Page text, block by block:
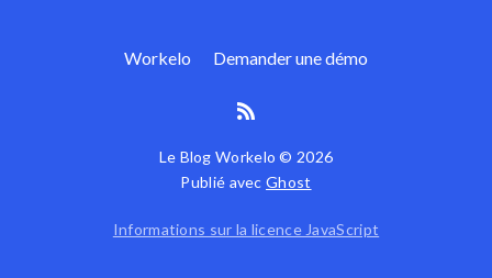
Workelo Demander une démo
Le Blog Workelo © 2026
Publié avecGhost
Informations sur la licence JavaScript